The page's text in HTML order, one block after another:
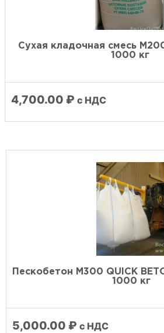
Сухая кладочная смесь
1000 кг
4,700.00 ₽ с НДС
Пескобетон М300 QUICK
1000 кг
5,000.00 ₽ с НДС